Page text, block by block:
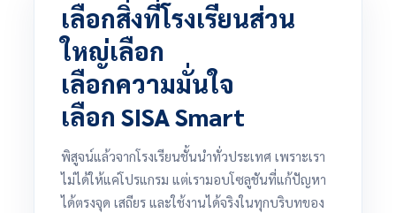
เลือกสิ่งที่โรงเรียนส่วน
ใหญ่เลือก
เลือกความมั่นใจ
เลือก SISA Smart
พิสูจน์แล้วจากโรงเรียนชั้นนำทั่วประเทศ เพราะเรา
ไม่ได้ให้แค่โปรแกรม แต่เรามอบโซลูชันที่แก้ปัญหา
ได้ตรงจุด เสถียร และใช้งานได้จริงในทุกบริบทของ